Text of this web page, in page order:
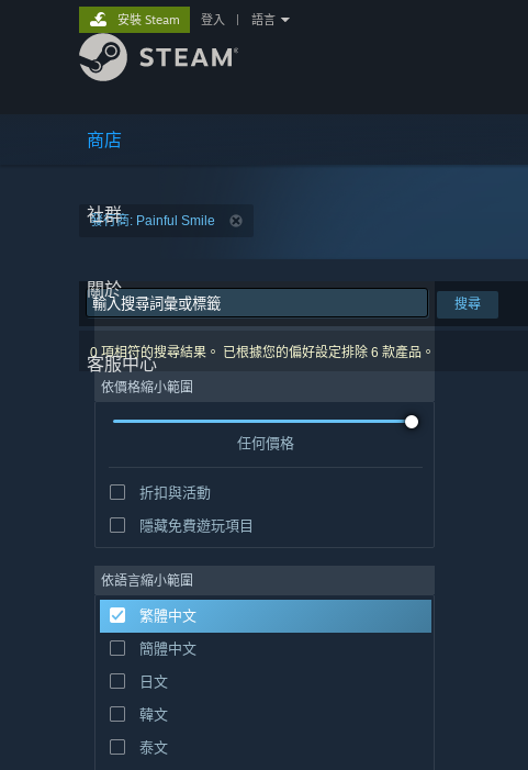
商店
社群
關於
客服中心
安裝 Steam 登入 語言
發行商: Painful Smile
搜尋
0 項相符的搜尋結果。 已根據您的偏好設定排除 6 款產品。
依價格縮小範圍
任何價格
折扣與活動
隱藏免費遊玩項目
依語言縮小範圍
繁體中文
簡體中文
日文
韓文
泰文